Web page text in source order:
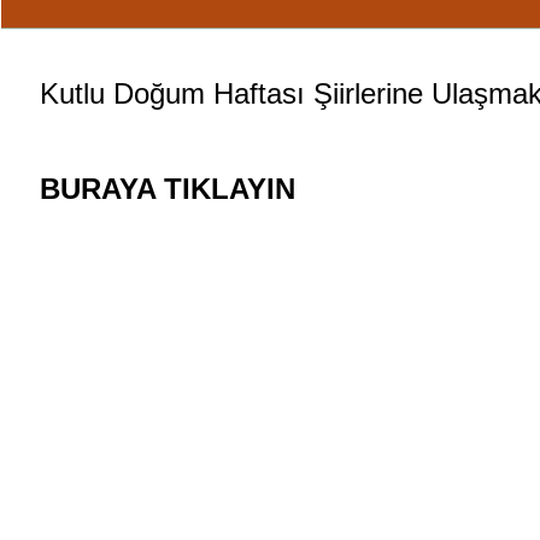
Kutlu Doğum Haftası Şiirlerine
BURAYA TIKLAYIN